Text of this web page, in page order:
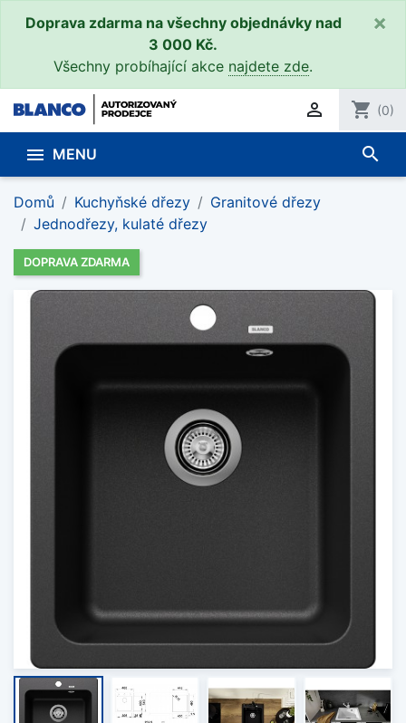
Doprava zdarma na všechny objednávky nad
3 000 Kč.
Všechny probíhající akce najdete zde.
×
 shopping_cart (0)
 MENU search
Domů Kuchyňské dřezy
Granitové dřezy
Jednodřezy, kulaté dřezy
DOPRAVA ZDARMA